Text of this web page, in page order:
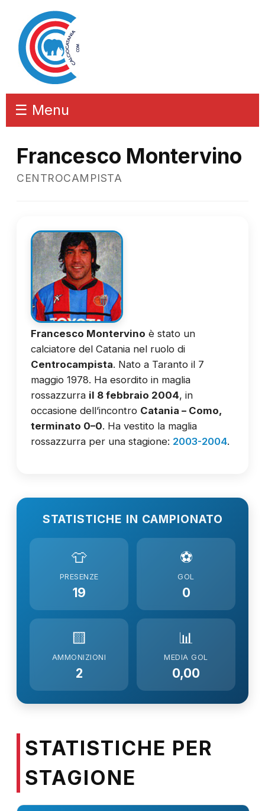
☰ Menu
Francesco Montervino
CENTROCAMPISTA
Francesco Montervino è stato un
calciatore del Catania nel ruolo di
Centrocampista. Nato a Taranto il 7
maggio 1978. Ha esordito in maglia
rossazzurra il 8 febbraio 2004, in
occasione dell’incontro Catania – Como,
terminato 0–0. Ha vestito la maglia
rossazzurra per una stagione: 2003-2004.
STATISTICHE IN CAMPIONATO
👕
PRESENZE
19
⚽
GOL
0
🟨
AMMONIZIONI
2
📊
MEDIA GOL
0,00
STATISTICHE PER
STAGIONE